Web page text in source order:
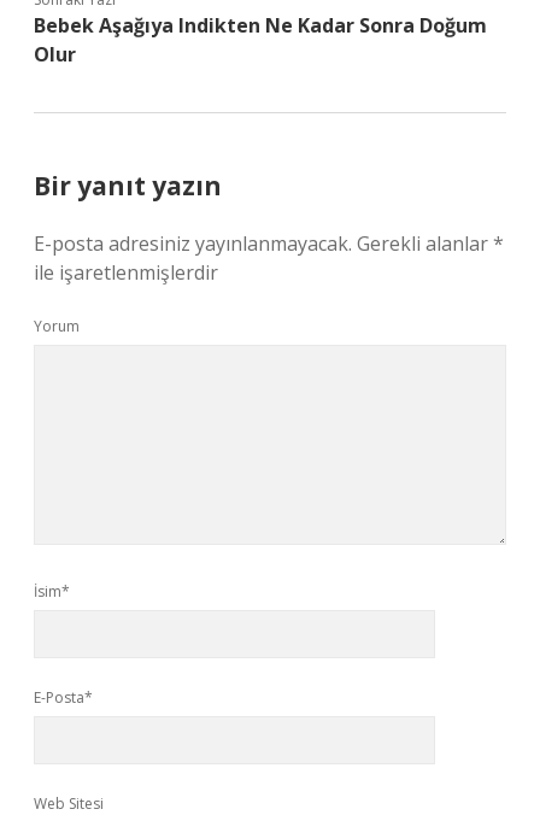
Bebek Aşağıya Indikten Ne Kadar Sonra Doğum
Olur
Bir yanıt yazın
E-posta adresiniz yayınlanmayacak. Gerekli alanlar*
ile işaretlenmişlerdir
Yorum
İsim*
E-Posta*
Web Sitesi